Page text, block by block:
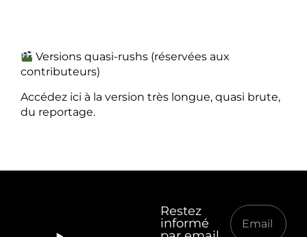
Versions quasi-rushs (réservées aux
contributeurs)
Accédez ici à la version très longue, quasi brute,
du reportage.
Restez
informé